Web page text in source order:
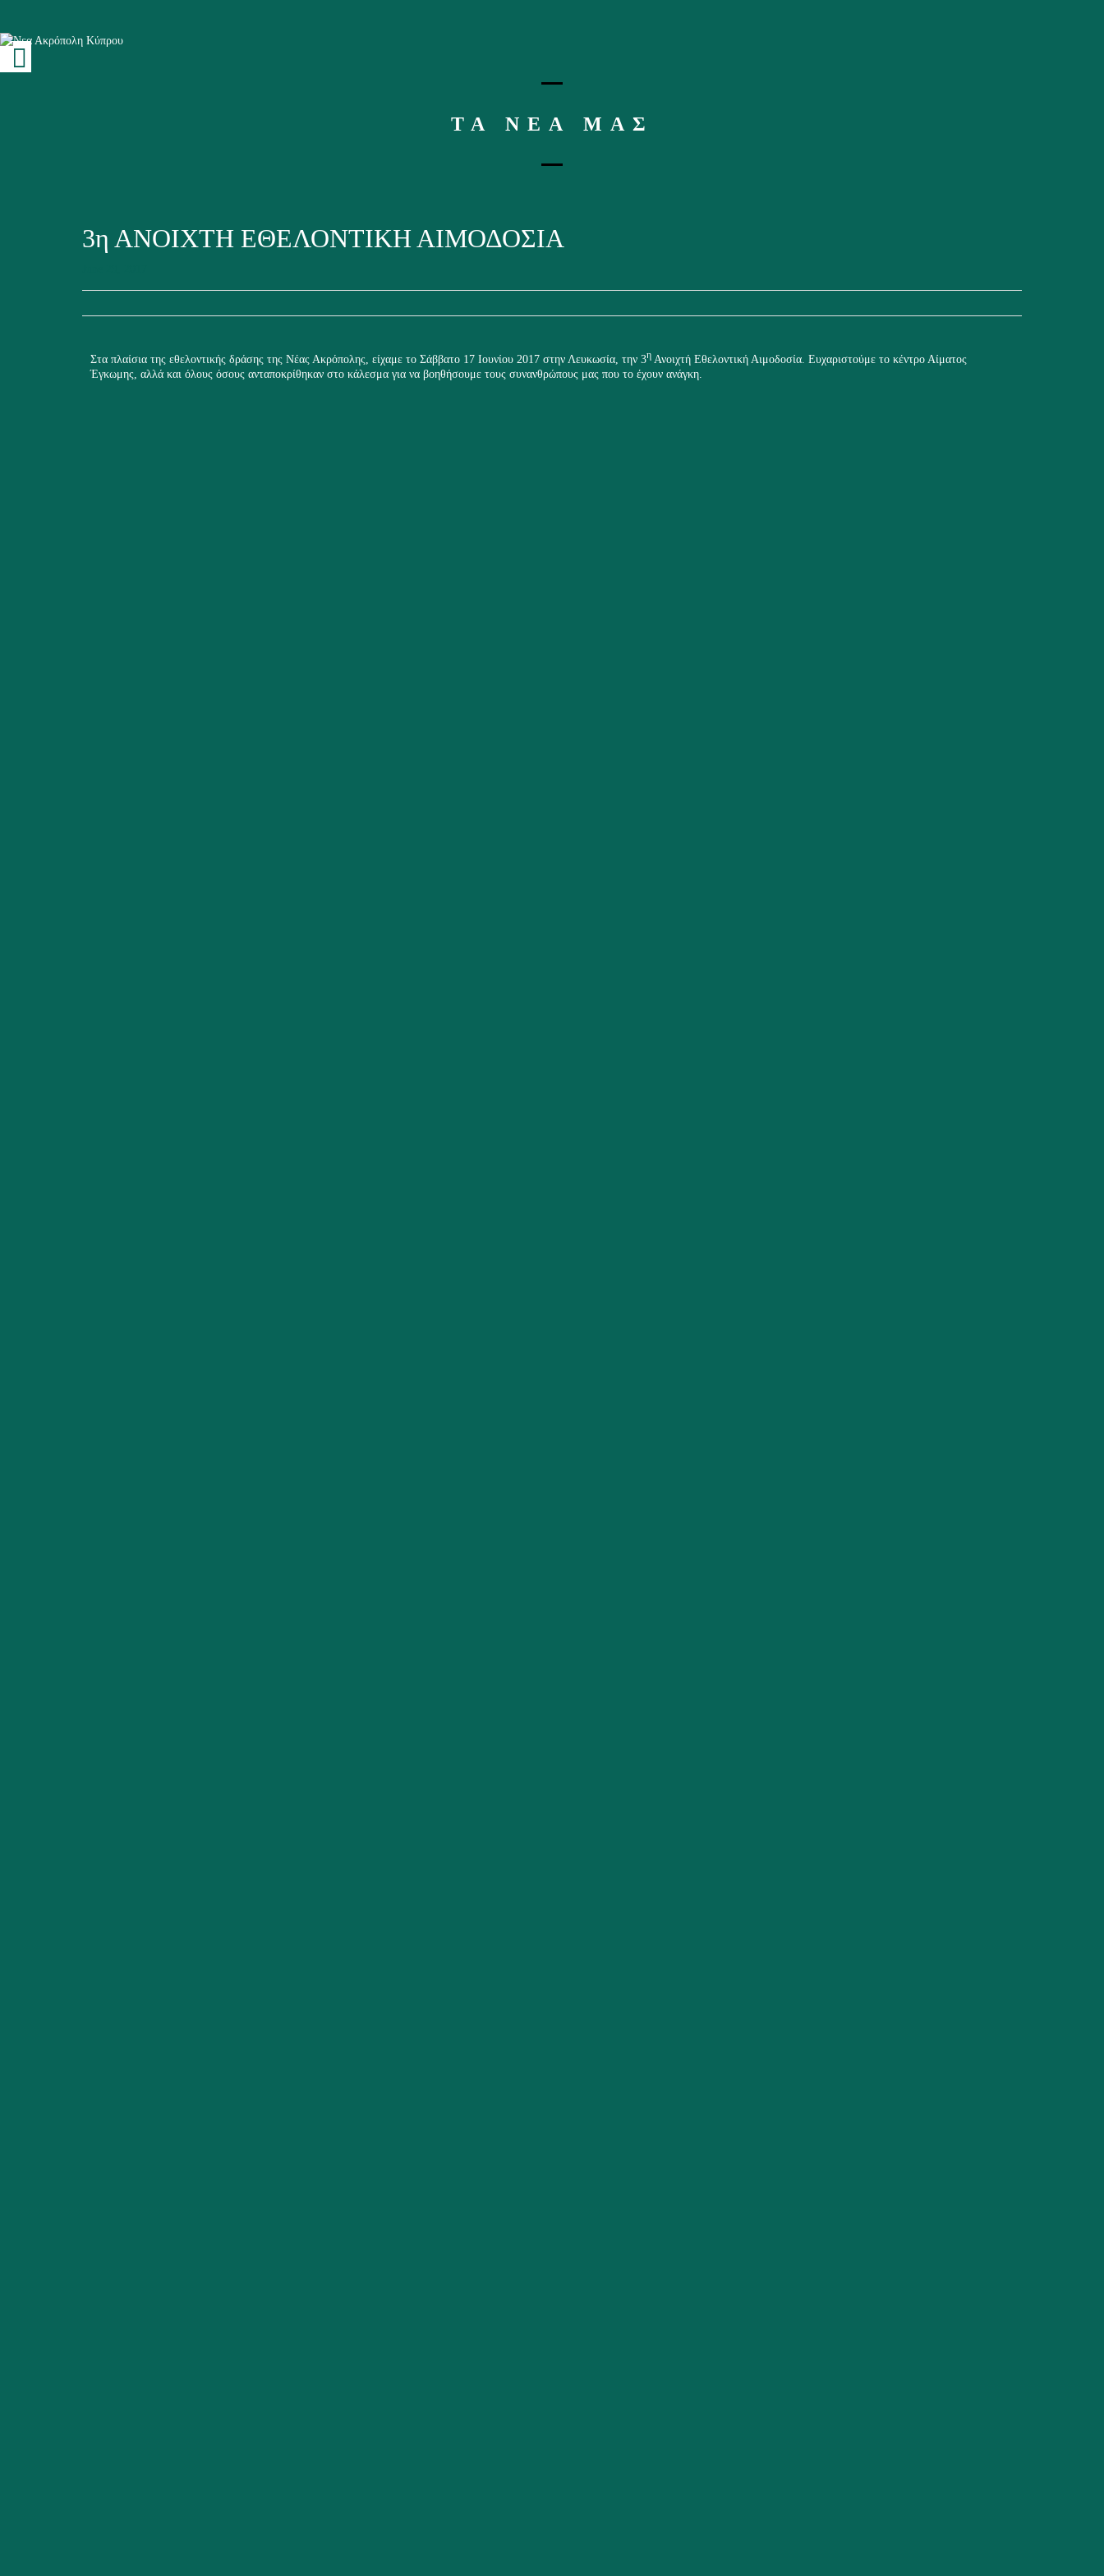
ΤΑ ΝΕΑ ΜΑΣ
3η ΑΝΟΙΧΤΗ ΕΘΕΛΟΝΤΙΚΗ ΑΙΜΟΔΟΣΙΑ
Στα πλαίσια της εθελοντικής δράσης της Νέας Ακρόπολης, είχαμε το Σάββατο 17 Ιουνίου 2017 στην Λευκωσία, την 3η Ανοιχτή Εθελοντική Αιμοδοσία. Ευχαριστούμε το κέντρο Αίματος
Έγκωμης, αλλά και όλους όσους ανταποκρίθηκαν στο κάλεσμα για να βοηθήσουμε τους συνανθρώπους μας που το έχουν ανάγκη.